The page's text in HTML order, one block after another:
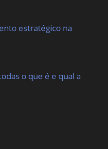
estratégico na
o que é e qual a